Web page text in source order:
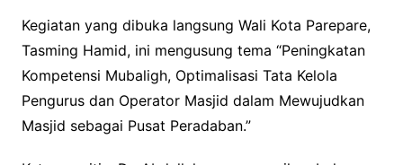
Kegiatan yang dibuka langsung Wali Kota Parepare,
Tasming Hamid, ini mengusung tema “Peningkatan
Kompetensi Mubaligh, Optimalisasi Tata Kelola
Pengurus dan Operator Masjid dalam Mewujudkan
Masjid sebagai Pusat Peradaban.”